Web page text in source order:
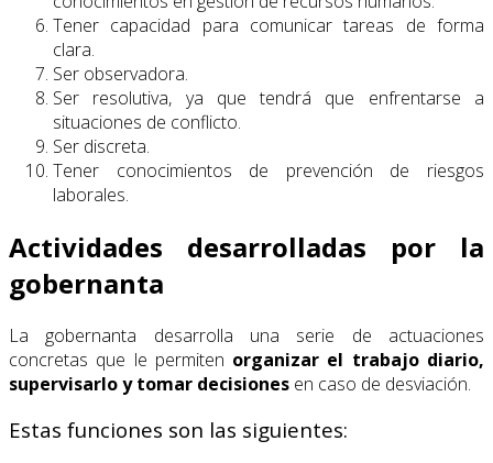
Tener capacidad para comunicar tareas de forma
clara.
Ser observadora.
Ser resolutiva, ya que tendrá que enfrentarse a
situaciones de conflicto.
Ser discreta.
Tener conocimientos de prevención de riesgos
laborales.
Actividades desarrolladas por la
gobernanta
La gobernanta desarrolla una serie de actuaciones
concretas que le permiten organizar el trabajo diario,
supervisarlo y tomar decisiones en caso de desviación.
Estas funciones son las siguientes: